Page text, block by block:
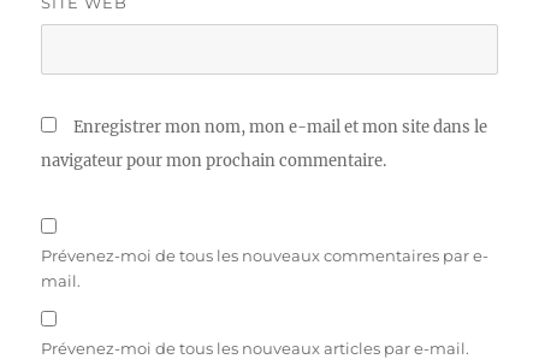
Enregistrer mon nom, mon e-mail et mon site dans le
navigateur pour mon prochain commentaire.
Prévenez-moi de tous les nouveaux commentaires par e-
mail.
Prévenez-moi de tous les nouveaux articles par e-mail.